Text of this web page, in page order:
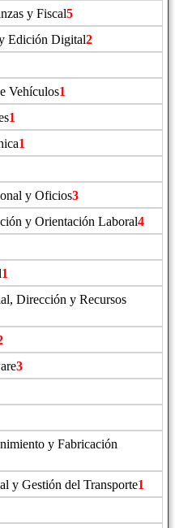
y Fiscal5
Edición Digital2
Vehículos1
1
1
y Oficios3
y Orientación Laboral4
1
Dirección y Recursos
3
y Fabricación
y Gestión del Transporte1